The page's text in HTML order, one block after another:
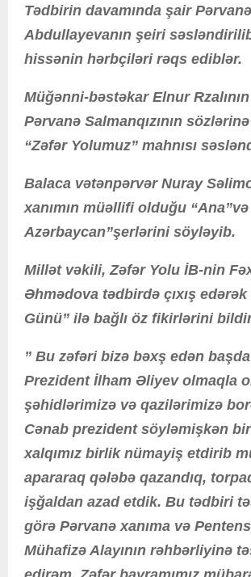
Tədbirin davamında şair Pərvanə
Abdullayevanın şeiri
hissənin hərbçiləri rəqs ediblər.
Müğənni-bəstəkar Elnur
Pərvanə Salmanqızının
“Zəfər Yolumuz” mahnısı
Balaca vətənpərvər Nuray
xanımın müəllifi olduğu “Ana”və
Azərbaycan”şerlərini söyləyib.
Millət vəkili, Zəfər Yolu İB-nin
Əhmədova tədbirdə çıxış edərək
Günü” ilə bağlı öz fikirlərini
” Bu zəfəri bizə bəxş edən
Prezident İlham Əliyev olmaqla
şəhidlərimizə və qazilərimizə
Cənab prezident söyləmişkən
xalqımız birlik nümayiş etdirib
apararaq qələbə qazandıq,
işğaldan azad etdik. Bu tədbiri
görə Pərvanə xanıma və
Mühafizə Alayının rəhbərliyinə